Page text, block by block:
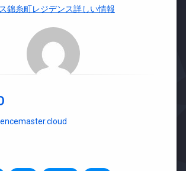
錦糸町レジデンス詳しい情報